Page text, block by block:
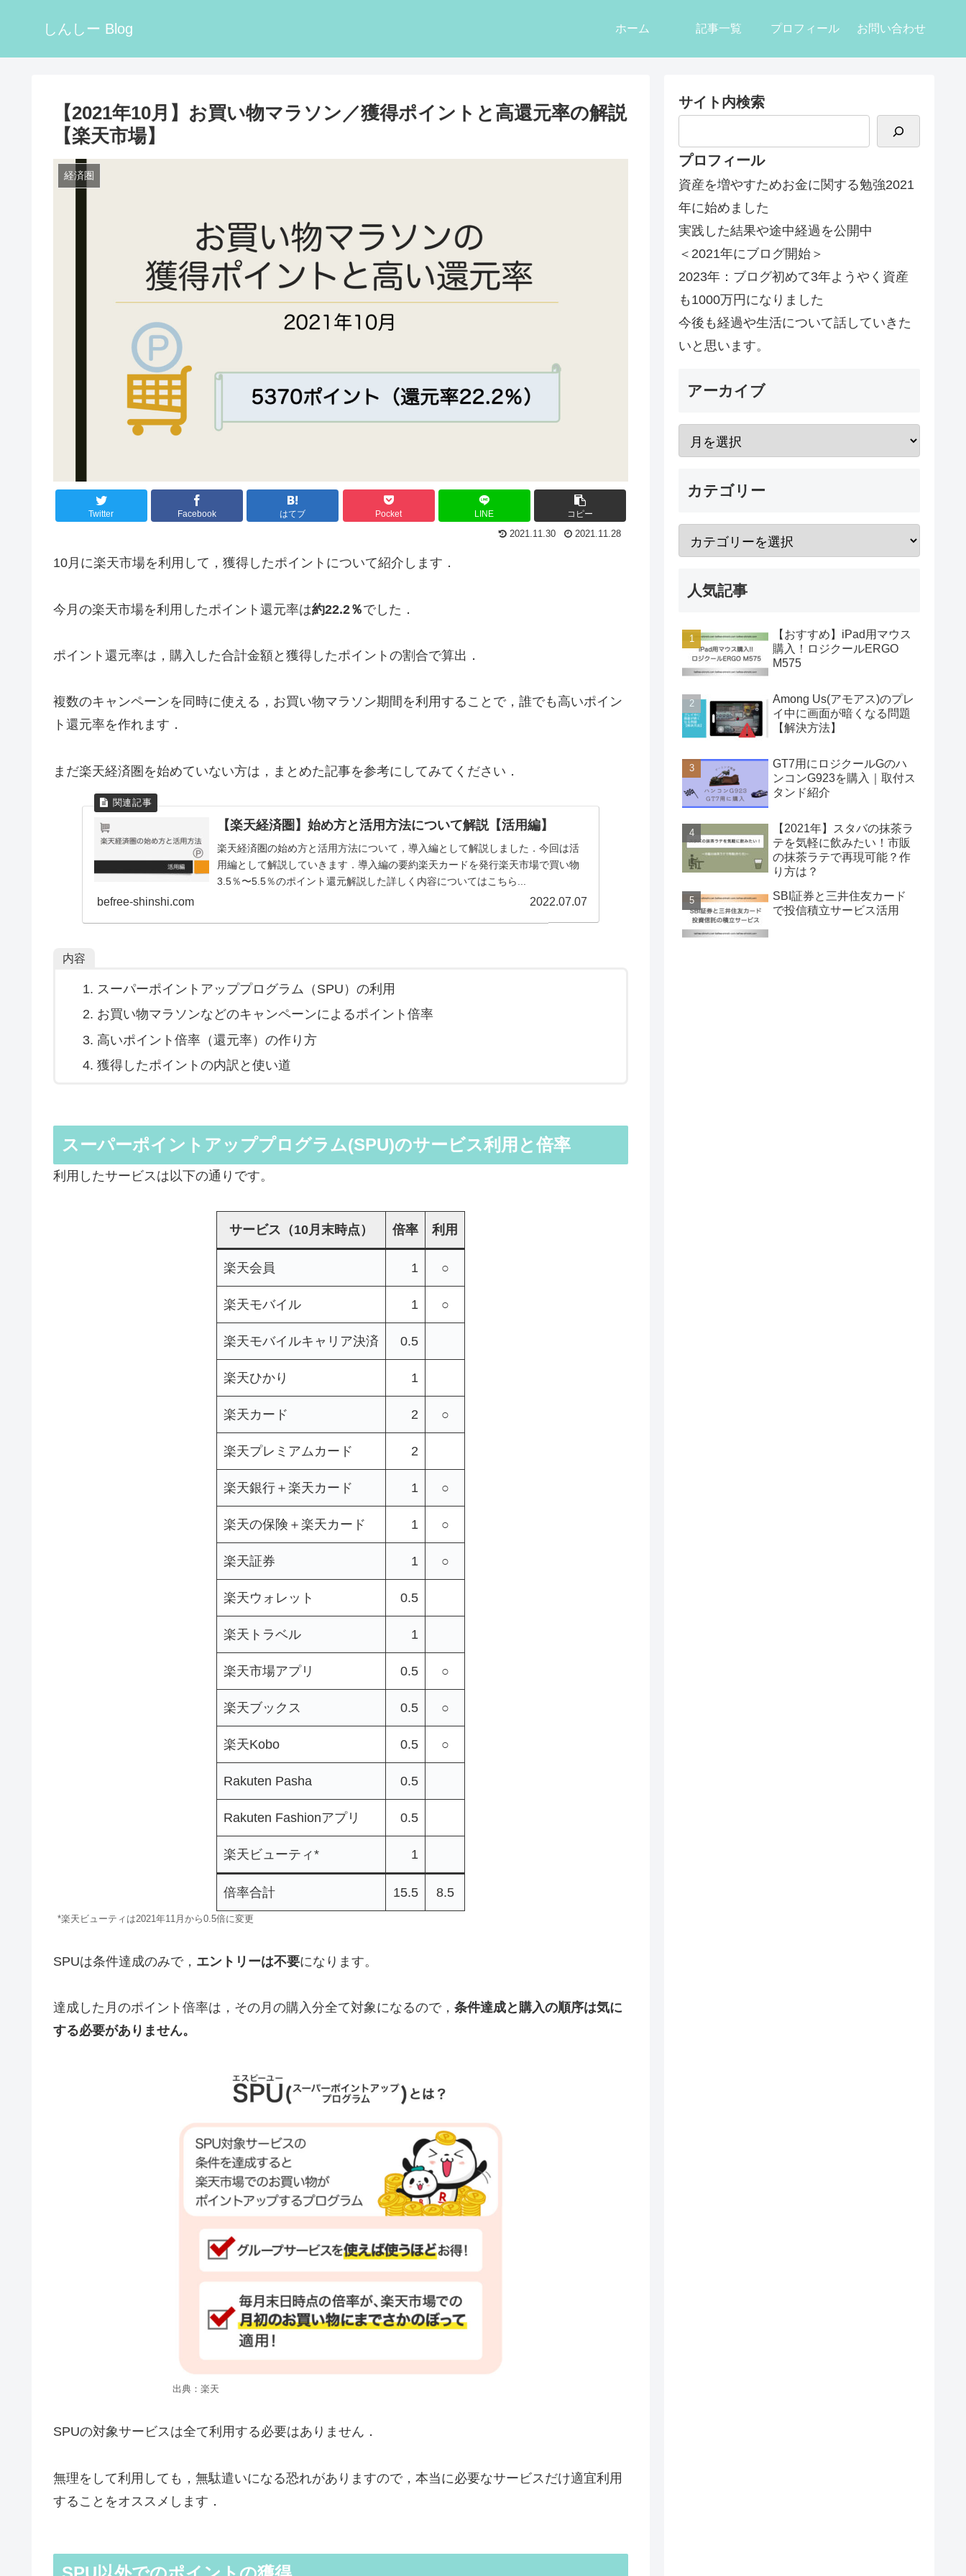
しんしー Blog ホーム 記事一覧 プロフィール お問い合わせ
【2021年10月】お買い物マラソン／獲得ポイントと高還元率の解説
【楽天市場】
経済圏
Twitter Facebook はてブ Pocket LINE コピー
2021.11.30 2021.11.28
10月に楽天市場を利用して，獲得したポイントについて紹介します．
今月の楽天市場を利用したポイント還元率は約22.2％でした．
ポイント還元率は，購入した合計金額と獲得したポイントの割合で算出．
複数のキャンペーンを同時に使える，お買い物マラソン期間を利用することで，誰でも高いポイン
ト還元率を作れます．
まだ楽天経済圏を始めていない方は，まとめた記事を参考にしてみてください．
【楽天経済圏】始め方と活用方法について解説【活用編】
楽天経済圏の始め方と活用方法について，導入編として解説しました．今回は活
用編として解説していきます．導入編の要約楽天カードを発行楽天市場で買い物
3.5％〜5.5％のポイント還元解説した詳しく内容についてはこちら...
befree-shinshi.com 2022.07.07
内容
スーパーポイントアッププログラム（SPU）の利用
お買い物マラソンなどのキャンペーンによるポイント倍率
高いポイント倍率（還元率）の作り方
獲得したポイントの内訳と使い道
スーパーポイントアッププログラム(SPU)のサービス利用と倍率
利用したサービスは以下の通りです。
サービス（10月末時点） 倍率 利用
楽天会員 1 ○
楽天モバイル 1 ○
楽天モバイルキャリア決済 0.5
楽天ひかり 1
楽天カード 2 ○
楽天プレミアムカード 2
楽天銀行＋楽天カード 1 ○
楽天の保険＋楽天カード 1 ○
楽天証券 1 ○
楽天ウォレット 0.5
楽天トラベル 1
楽天市場アプリ 0.5 ○
楽天ブックス 0.5 ○
楽天Kobo 0.5 ○
Rakuten Pasha 0.5
Rakuten Fashionアプリ 0.5
楽天ビューティ* 1
倍率合計 15.5 8.5
*楽天ビューティは2021年11月から0.5倍に変更
SPUは条件達成のみで， エントリーは不要になります。
達成した月のポイント倍率は，その月の購入分全て対象になるので， 条件達成と購入の順序は気に
する必要がありません。
出典：楽天
SPUの対象サービスは全て利用する必要はありません．
無理をして利用しても，無駄遣いになる恐れがありますので，本当に必要なサービスだけ適宜利用
することをオススメします．
サイト内検索
プロフィール
資産を増やすためお金に関する勉強2021
年に始めました
実践した結果や途中経過を公開中
＜2021年にブログ開始＞
2023年：ブログ初めて3年ようやく資産
も1000万円になりました
今後も経過や生活について話していきた
いと思います。
アーカイブ
カテゴリー
人気記事
【おすすめ】iPad用マウス
購入！ロジクールERGO
M575
Among Us(アモアス)のプレ
イ中に画面が暗くなる問題
【解決方法】
GT7用にロジクールGのハ
ンコンG923を購入｜取付ス
タンド紹介
【2021年】スタバの抹茶ラ
テを気軽に飲みたい！市販
の抹茶ラテで再現可能？作
り方は？
SBI証券と三井住友カード
で投信積立サービス活用